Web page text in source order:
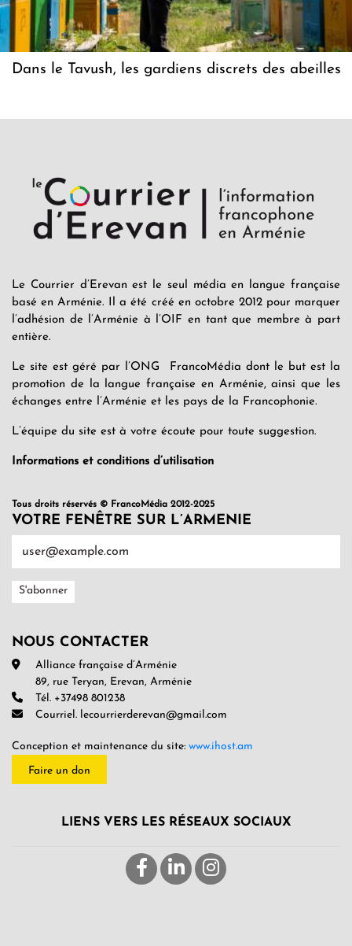
Dans le Tavush, les gardiens discrets des abeilles
Le Courrier d’Erevan est le seul média en langue française
basé en Arménie. Il a été créé en octobre 2012 pour marquer
l’adhésion de l’Arménie à l’OIF en tant que membre à part
entière.
Le site est géré par l’ONG FrancoMédia dont le but est la
promotion de la langue française en Arménie, ainsi que les
échanges entre l’Arménie et les pays de la Francophonie.
L’équipe du site est à votre écoute pour toute suggestion.
Informations et conditions d’utilisation
Tous droits réservés © FrancoMédia 2012-2025
VOTRE FENÊTRE SUR L’ARMENIE
NOUS CONTACTER
Alliance française d’Arménie
89, rue Teryan, Erevan, Arménie
Tél. +37498 801238
Courriel. lecourrierderevan@gmail.com
Conception et maintenance du site: www.ihost.am
Faire un don
LIENS VERS LES RÉSEAUX SOCIAUX